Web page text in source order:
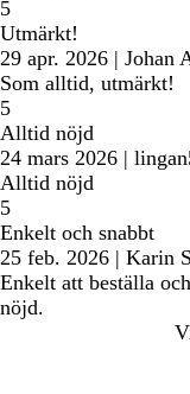
5
Utmärkt!
29 apr. 2026 | Johan
Som alltid, utmärkt!
5
Alltid nöjd
24 mars 2026 |
Alltid nöjd
5
Enkelt och snabbt
25 feb. 2026 | Karin
Enkelt att beställa
nöjd.